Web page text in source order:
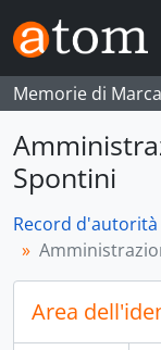
Skip to main content
Memorie di Marca
Spontini
Record d'autorità
Area